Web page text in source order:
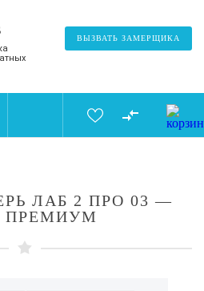
ВЫЗВАТЬ ЗАМЕРЩИКА
ЛАБ 2 ПРО 03 —
ПРЕМИУМ